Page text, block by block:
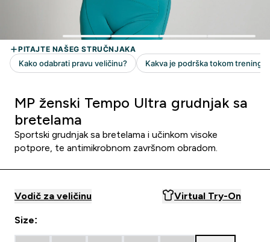
MP ženski Tempo Ultra grudnjak sa
bretelama
Sportski grudnjak sa bretelama i učinkom visoke
potpore, te antimikrobnom završnom obradom.
Vodič za veličinu Virtual Try-On
Size: